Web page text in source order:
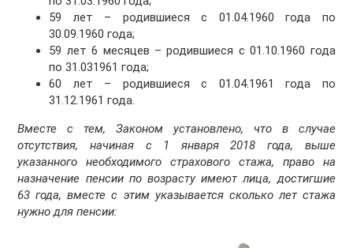
59 лет – родившиеся с 01.04.1960 года по
30.09.1960 года;
59 лет 6 месяцев – родившиеся с 01.10.1960 года
по 31.031961 года;
60 лет – родившиеся с 01.04.1961 года по
31.12.1961 года.
Вместе с тем, Законом установлено, что в случае
отсутствия, начиная с 1 января 2018 года, выше
указанного необходимого страхового стажа, право на
назначение пенсии по возрасту имеют лица, достигшие
63 года, вместе с этим указывается сколько лет стажа
нужно для пенсии: